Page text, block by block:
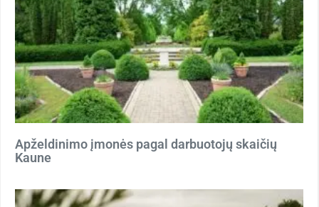
Apželdinimo įmonės pagal darbuotojų skaičių
Kaune